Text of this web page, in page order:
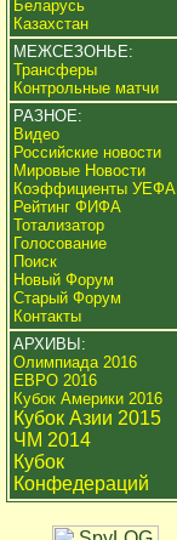
Беларусь
Казахстан
МЕЖСЕЗОНЬЕ:
Трансферы
Контрольные матчи
РАЗНОЕ:
Видео
Российские новости
Мировые Новости
Коэффициенты УЕФА
Рейтинг ФИФА
Тотализатор
Голосование
Поиск
Новый Форум
Старый Форум
Контакты
АРХИВЫ:
Олимпиада 2016
ЕВРО 2016
Кубок Америки 2016
Кубок Азии 2015
ЧМ 2014
Кубок
Конфедераций